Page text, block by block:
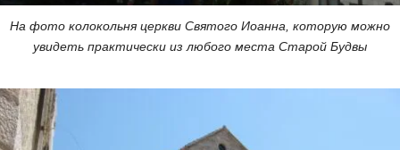
На фото колокольня церкви Святого Иоанна, которую можно
увидеть практически из любого места Старой Будвы